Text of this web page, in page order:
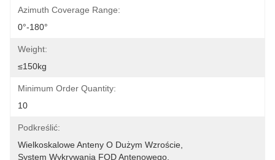
Azimuth Coverage Range:
0°-180°
Weight:
≤150kg
Minimum Order Quantity:
10
Podkreślić:
Wielkoskalowe Anteny O Dużym Wzroście
System Wykrywania FOD Antenowego